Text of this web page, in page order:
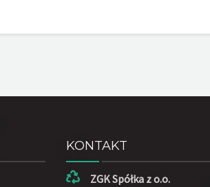
KONTAKT
ZGK Spółka z o.o.